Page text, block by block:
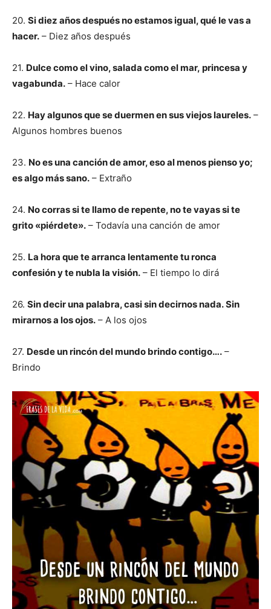
20. Si diez años después no estamos igual, qué le vas a
hacer. – Diez años después
21. Dulce como el vino, salada como el mar, princesa y
vagabunda. – Hace calor
22. Hay algunos que se duermen en sus viejos laureles. –
Algunos hombres buenos
23. No es una canción de amor, eso al menos pienso yo;
es algo más sano. – Extraño
24. No corras si te llamo de repente, no te vayas si te
grito «piérdete». – Todavía una canción de amor
25. La hora que te arranca lentamente tu ronca
confesión y te nubla la visión. – El tiempo lo dirá
26. Sin decir una palabra, casi sin decirnos nada. Sin
mirarnos a los ojos. – A los ojos
27. Desde un rincón del mundo brindo contigo…. –
Brindo